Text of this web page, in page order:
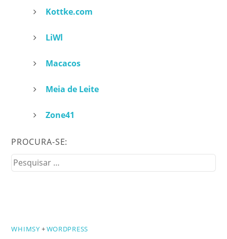
Kottke.com
LiWl
Macacos
Meia de Leite
Zone41
PROCURA-SE:
Pesquisar
por:
WHIMSY +WORDPRESS